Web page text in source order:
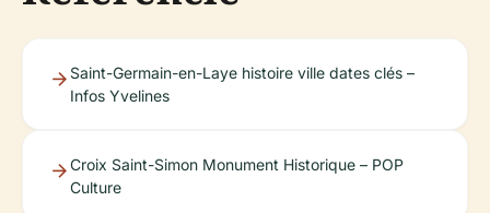
Saint-Germain-en-Laye histoire ville dates clés –
Infos Yvelines
Croix Saint-Simon Monument Historique – POP
Culture